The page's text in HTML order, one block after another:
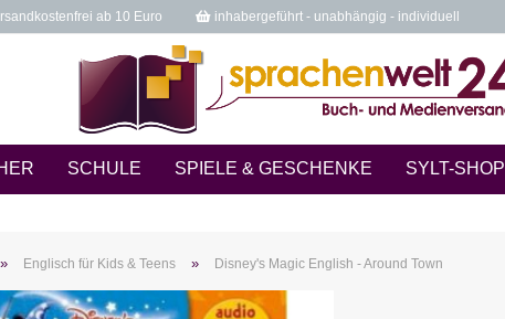
ab 10 Euro inhabergeführt - unabhängig - individuell
SCHULE SPIELE & GESCHENKE SYLT-SHOP
» Englisch für Kids & Teens » Disney's Magic English - Around Town